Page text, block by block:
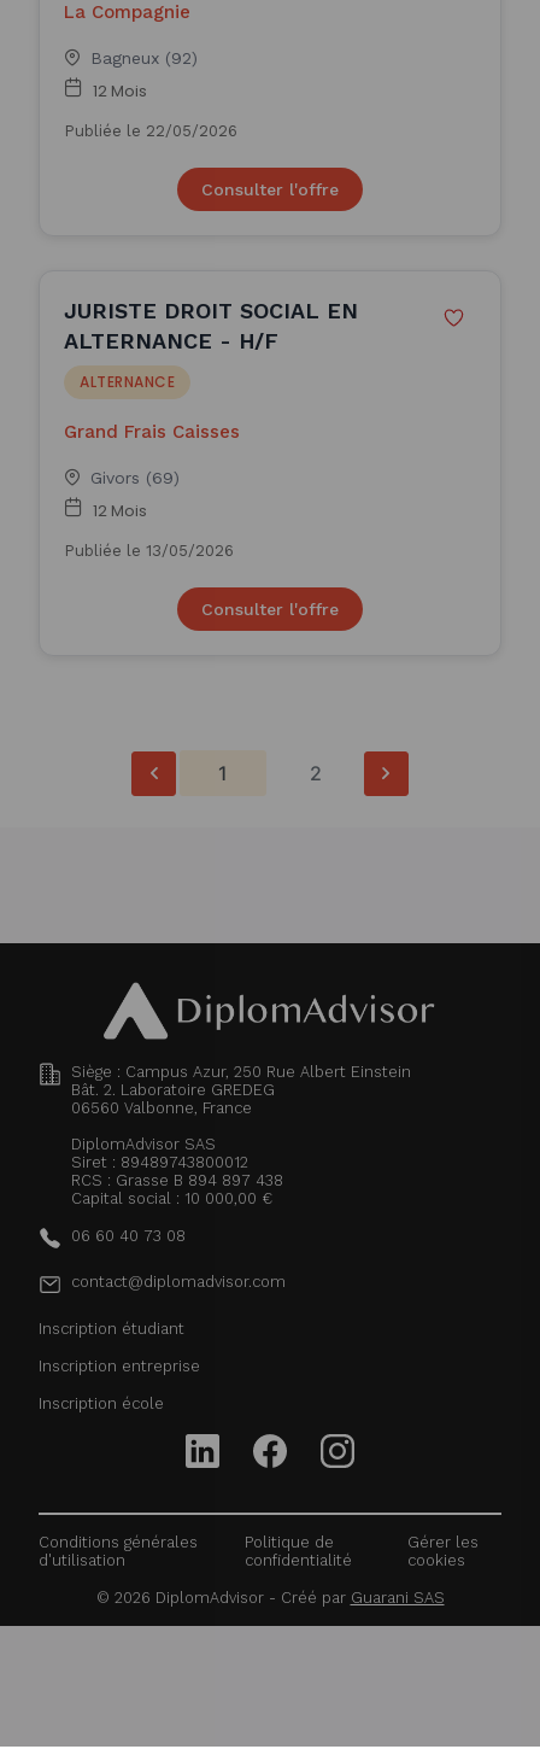
La Compagnie
Bagneux (92)
12 Mois
Publiée le 22/05/2026
Consulter l'offre
JURISTE DROIT SOCIAL EN
ALTERNANCE - H/F
ALTERNANCE
Grand Frais Caisses
Givors (69)
12 Mois
Publiée le 13/05/2026
Consulter l'offre
1 2
Siège : Campus Azur, 250 Rue Albert Einstein
Bât. 2. Laboratoire GREDEG
06560 Valbonne, France
DiplomAdvisor SAS
Siret : 89489743800012
RCS : Grasse B 894 897 438
Capital social : 10 000,00 €
06 60 40 73 08
contact@diplomadvisor.com
Inscription étudiant
Inscription entreprise
Inscription école
Conditions générales
d'utilisation
Politique de
confidentialité
Gérer les
cookies
© 2026 DiplomAdvisor - Créé par Guarani SAS